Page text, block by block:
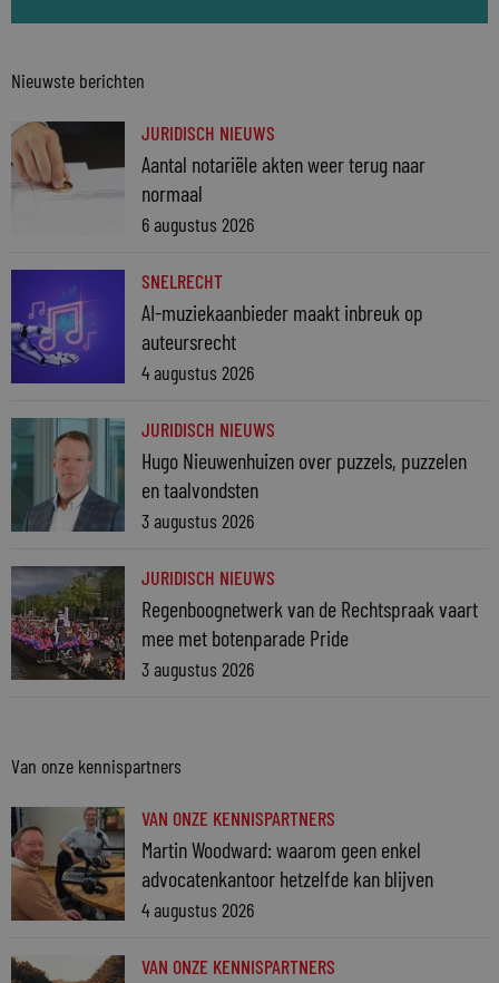
Nieuwste berichten
JURIDISCH NIEUWS
Aantal notariële akten weer terug naar
normaal
6 augustus 2026
SNELRECHT
AI-muziekaanbieder maakt inbreuk op
auteursrecht
4 augustus 2026
JURIDISCH NIEUWS
Hugo Nieuwenhuizen over puzzels, puzzelen
en taalvondsten
3 augustus 2026
JURIDISCH NIEUWS
Regenboognetwerk van de Rechtspraak vaart
mee met botenparade Pride
3 augustus 2026
Van onze kennispartners
VAN ONZE KENNISPARTNERS
Martin Woodward: waarom geen enkel
advocatenkantoor hetzelfde kan blijven
4 augustus 2026
VAN ONZE KENNISPARTNERS